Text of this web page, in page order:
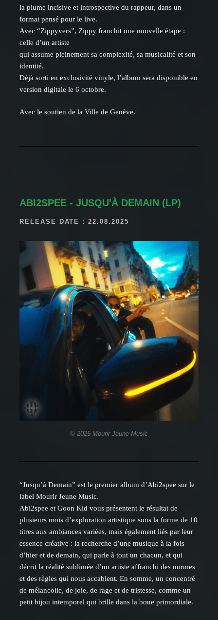
la plume incisive et introspective du rappeur, dans un
format pensé pour le live.
Avec “Zippyvers”, Zippy franchit une nouvelle étape :
celle d’un artiste
qui assume pleinement sa complexité, sa musicalité et son
identité.
Déjà sorti en exclusivité vinyle, l’album sera disponible en
version digitale le 6 octobre.
Avec le soutien de la Ville de Genève.
ABI2SPEE - JUSQU'À DEMAIN (LP)
RELEASE DATE : 22.08.2025
© 2025 Mourir Jeune Music
“Jusqu’à Demain” est le premier album d’Abi2spee sur le
label Mourir Jeune Music.
Abi2spee et Goon Kid vous présentent le résultat de
plusieurs mois d’exploration artistique sous la forme de 10
titres aux ambiances variées, mais également liés par leur
essence créative : la recherche d’une musique à la fois
d’hier et de demain, qui parle à tout un chacun, et qui
décrit la réalité sublimée d’un artiste affranchi des normes
et des règles qui nous accablent. En somme, un concentré
de mélancolie, de joie, de rage et de tristesse, comme un
petit bijou intemporel qui brille dans la boue primordiale.